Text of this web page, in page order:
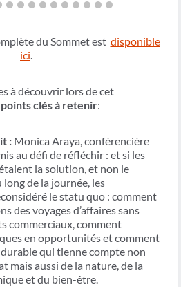
du Sommet est disponible
ici.
à découvrir lors de cet
clés à retenir:
: Monica Araya, conférencière
au défi de réfléchir : et si les
la solution, et non le
long de la journée, les
le statu quo : comment
des voyages d’affaires sans
commerciaux, comment
en opportunités et comment
qui tienne compte non
mais aussi de la nature, de la
et du bien-être.